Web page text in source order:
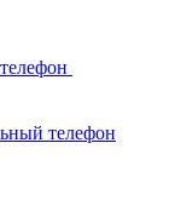
телефон